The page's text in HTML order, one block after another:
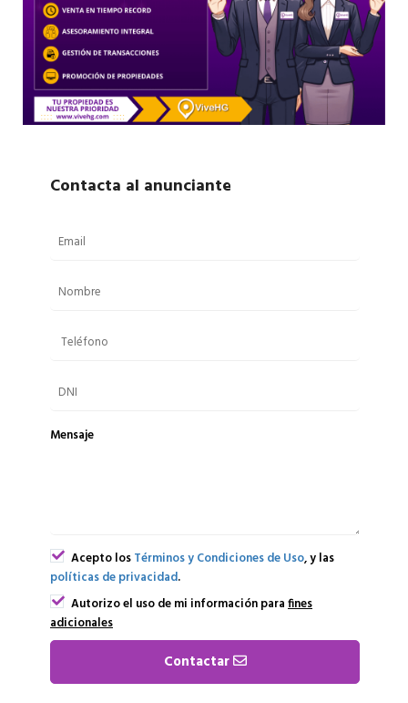
Contacta al anunciante
Mensaje
Acepto losTérminos y Condiciones de Uso, y las
políticas de privacidad.
Autorizo el uso de mi información parafines
adicionales
Contactar